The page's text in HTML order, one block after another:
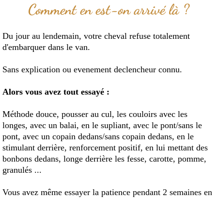
Comment en est-on arrivé là ?
Du jour au lendemain, votre cheval refuse totalement
d'embarquer dans le van.
Sans explication ou evenement declencheur connu.
Alors vous avez tout essayé :
Méthode douce, pousser au cul, les couloirs avec les
longes, avec un balai, en le supliant, avec le pont/sans le
pont, avec un copain dedans/sans copain dedans, en le
stimulant derrière, renforcement positif, en lui mettant des
bonbons dedans, longe derrière les fesse, carotte, pomme,
granulés ...
Vous avez même essayer la patience pendant 2 semaines en